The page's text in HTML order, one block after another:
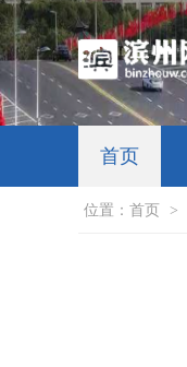
首页
位置： 首页 >